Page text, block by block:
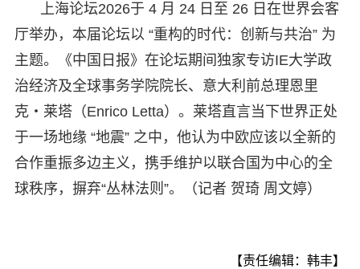
上海论坛2026于 4 月 24 日至 26 日在世界会客
厅举办，本届论坛以 “重构的时代：创新与共治” 为
主题。《中国日报》在论坛期间独家专访IE大学政
治经济及全球事务学院院长、意大利前总理恩里
克・莱塔（Enrico Letta）。莱塔直言当下世界正处
于一场地缘 “地震” 之中，他认为中欧应该以全新的
合作重振多边主义，携手维护以联合国为中心的全
球秩序，摒弃“丛林法则”。（记者 贺琦 周文婷）
【责任编辑：韩丰】